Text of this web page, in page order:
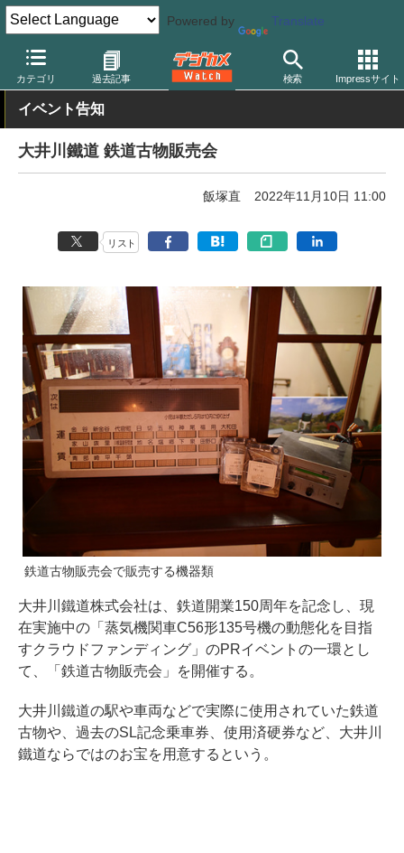
Powered by Translate
カテゴリ 過去記事 検索 Impressサイト
デジカメ Watch 業界動向 企業
イベント告知
大井川鐵道 鉄道古物販売会
飯塚直 2022年11月10日 11:00
リスト
鉄道古物販売会で販売する機器類
大井川鐵道株式会社は、鉄道開業150周年を記念し、現
在実施中の「蒸気機関車C56形135号機の動態化を目指
すクラウドファンディング」のPRイベントの一環とし
て、「鉄道古物販売会」を開催する。
大井川鐵道の駅や車両などで実際に使用されていた鉄道
古物や、過去のSL記念乗車券、使用済硬券など、大井川
鐵道ならではのお宝を用意するという。